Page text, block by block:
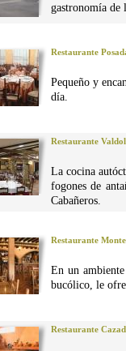
gastronomía de
Restaurante
Pequeño y
día.
Restaurante
La cocina
fogones de
Cabañeros.
Restaurante
En un
bucólico, le
Restaurante